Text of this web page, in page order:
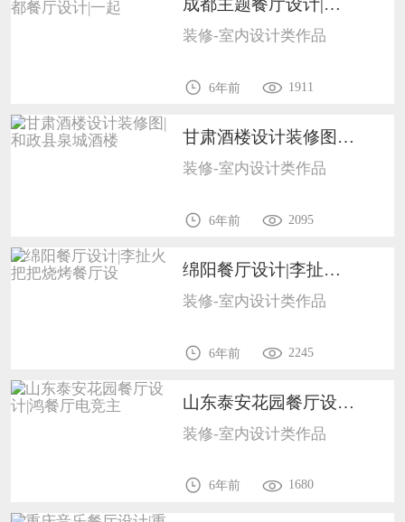
成都主题餐厅设计|成都餐厅设计|一起1702
装修-室内设计类作品
6年前 1911
甘肃酒楼设计装修图|和政县泉城酒楼1702
装修-室内设计类作品
6年前 2095
绵阳餐厅设计|李扯火把把烧烤餐厅设1702
装修-室内设计类作品
6年前 2245
山东泰安花园餐厅设计|鸿餐厅电竞主1702
装修-室内设计类作品
6年前 1680